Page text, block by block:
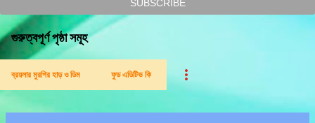
গুরুত্বপূর্ণ পৃষ্ঠা সমূহ
ব্রয়লার মুরগির হাড় ও ডিম ফুড এডিটিভ কি